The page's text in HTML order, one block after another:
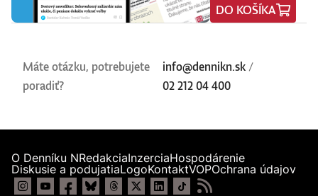
DO KOŠÍKA
Máte otázku, potrebujete
poradiť?
info@dennikn.sk /
02 212 04 400
O Denníku NRedakciaInzerciaHospodárenie
Diskusie a podujatiaLogoKontaktVOPOchrana údajov